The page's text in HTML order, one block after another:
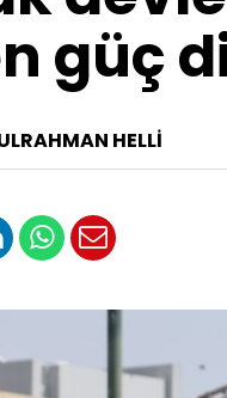
güç
HELLI